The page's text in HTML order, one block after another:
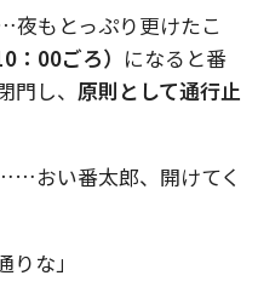
もとっぷり更けたこ
：00ごろ） になると番
し、 原則として通行止
おい番太郎、開けてく
な」